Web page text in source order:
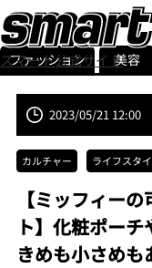
スマート公式サイト
ファッション 美容
2023/05/21 12:00
カルチャー ライフスタ
【ミッフィー
ト】化粧ポー
きめも小さめも